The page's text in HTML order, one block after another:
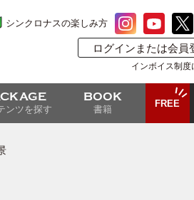
シンクロナスの楽しみ方
ログインまたは会員
インボイス制度
ンツを探す
BOOK
書籍
FREE